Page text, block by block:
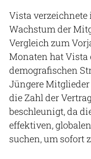
Vista verzeichnete
Wachstum der
Vergleich zum
Monaten hat Vista
demografischen
Jüngere
die Zahl der
beschleunigt, da
effektiven,
suchen, um sofort